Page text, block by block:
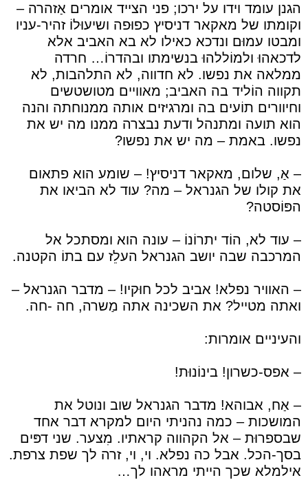
הגנן עומד וידו על ירכו; פני הצייד אומרים אַזהרה –
וקומתו של מאקאר דניסיץ כפוּפה ושיעוּלוֹ זהיר-עניו
ומבטו עמוּם ונדכא כאילו לא בא האביב אלא
לדכאהוּ ולמוֹללהוּ בנשימתו ובהדרוֹ… חרדה
ממלאה את נפשו. לא חדווה, לא התלהבות, לא
תקווה הוֹליד בה האביב; מאוויים מטושטשים
וחיוורים תוֹעים בה ומרגיזים אותה ממנוחתה והנה
הוא תועה ומתנהל ודעת נבצרה ממנו מה יש את
נפשו. באמת – מה יש את נפשו?
– אַ, שלום, מאקאר דניסיץ! – שומע הוא פתאום
את קולו של הגנראל – מה? עוד לא הביאו את
הפּוֹסטה?
– עוד לא, הוֹד יתרוֹנוֹ – עונה הוא ומסתכל אל
המרכבה שבה יושב הגנראל העלֵז עם בתוֹ הקטנה.
– האוויר נפלא! אביב לכל חוּקיו! – מדבר הגנראל –
ואתה מטייל? את השכינה אתה מַשרה, חה -חה.
והעיניים אומרות:
– אפס-כשרון! בינוֹנוּת!
– אַח, אבוהא! מדבר הגנראל שוב ונוטל את
המושכות – כמה נהניתי היום למקרא דבר אחד
שבספרוּת – אל הקהווה קראתיו. מִצער. שני דפּים
בסך-הכל. אבל כה נפלא. וי, וי, זרה לך שפת צרפת.
אילמלא שכך הייתי מראהו לך…